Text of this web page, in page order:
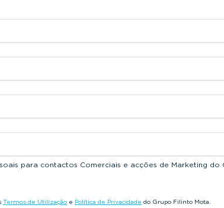
para contactos Comerciais e acções de Marketing do
Termos de Utilização e Política de Privacidade do Grupo Filinto Mota.